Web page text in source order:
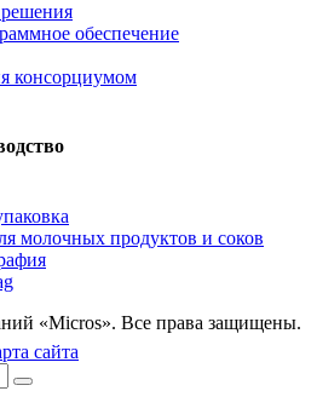
обеспечение
консорциумом
молочных продуктов и соков
«Micros». Все права защищены.
сайта